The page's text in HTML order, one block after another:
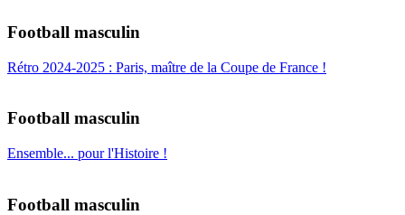
Football masculin
Rétro 2024-2025 : Paris, maître de la Coupe de France !
Football masculin
Ensemble... pour l'Histoire !
Football masculin